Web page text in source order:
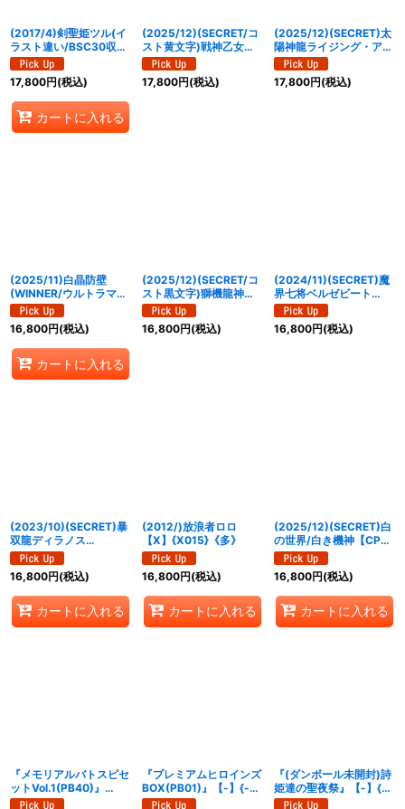
(2017/4)剣聖姫ツル(イ
ラスト違い/BSC30収
録)【X-SEC】{BSC21-
X03}《黄》
17,800円(税込)
カートに入れる
(2025/12)(SECRET/コ
スト黄文字)戦神乙女ヴ
ィエルジェXV【XV-
SEC】{BSC49-XV09}
《黄》
17,800円(税込)
(2025/12)(SECRET)太
陽神龍ライジング・アポ
ロドラゴンXV【XV-
SEC】{BSC50-XV02}
《赤》
17,800円(税込)
(2025/11)白晶防壁
(WINNER/ウルトラマン
ティガVSキリエロイド
イラスト)【C】{BS52-
RV008}《白》
16,800円(税込)
カートに入れる
(2025/12)(SECRET/コ
スト黒文字)獅機龍神ス
トライクヴルム・レオ
XV【XV-SEC】
{BSC49-XV08}《白》
16,800円(税込)
(2024/11)(SECRET)魔
界七将ベルゼビート
XV【XV-SEC】
{BSC45-XV02}《紫》
16,800円(税込)
(2023/10)(SECRET)暴
双龍ディラノス
XV【XV-SEC】{BS66-
XV01}《赤》
16,800円(税込)
カートに入れる
(2012/)放浪者ロロ
【X】{X015}《多》
16,800円(税込)
カートに入れる
(2025/12)(SECRET)白
の世界/白き機神【CP-
SEC】{BS73-
TCP04a/BS73-
TCP04b}《白》
16,800円(税込)
カートに入れる
『メモリアルバトスピセ
ットVol.1(PB40)』
【-】{-}《サプライ》
『プレミアムヒロインズ
BOX(PB01)』【-】{-}
《サプライ》
『(ダンボール未開封)詩
姫達の聖夜祭』【-】{-}
《サプライ》